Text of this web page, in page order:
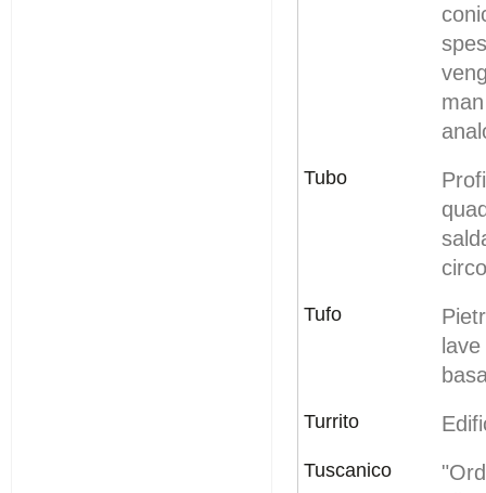
Tubo
Tufo
Turrito
Tuscanico